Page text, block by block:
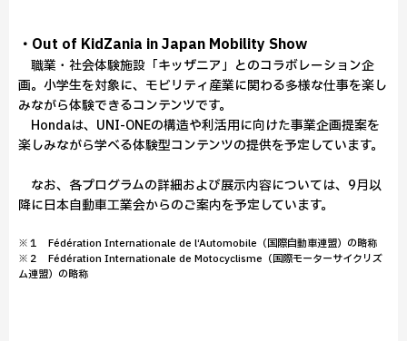
・Out of KidZania in Japan Mobility Show
職業・社会体験施設「キッザニア」とのコラボレーション企
画。小学生を対象に、モビリティ産業に関わる多様な仕事を楽し
みながら体験できるコンテンツです。
Hondaは、UNI-ONEの構造や利活用に向けた事業企画提案を
楽しみながら学べる体験型コンテンツの提供を予定しています。
なお、各プログラムの詳細および展示内容については、9月以
降に日本自動車工業会からのご案内を予定しています。
※１ Fédération Internationale de l‘Automobile（国際自動車連盟）の略称
※２ Fédération Internationale de Motocyclisme（国際モーターサイクリズ
ム連盟）の略称